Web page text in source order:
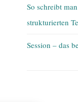
So schreibt
strukturierten
Session – das